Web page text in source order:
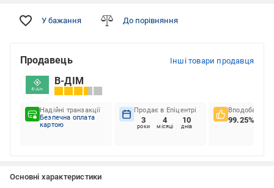
У бажання До порівняння
Продавець Інші товари продавця
В-ДІМ
Надійні транзакції
Безпечна оплата
картою
Продає в Епіцентрі
3
роки
4
місяці
10
днів
Вподобання
99.25%
Основні характеристики